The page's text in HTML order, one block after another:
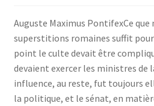
Auguste Maximus PontifexCe que
superstitions romaines suffit
point le culte devait être
devaient exercer les ministres de
influence, au reste, fut toujours
la politique, et le sénat, en